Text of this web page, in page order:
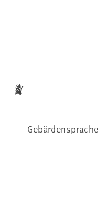
Gebärdensprache